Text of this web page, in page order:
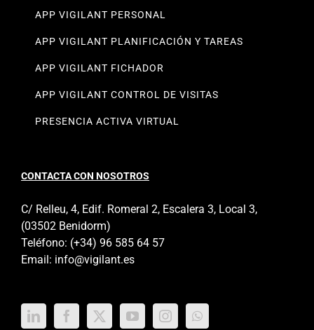
APP VIGILANT PERSONAL
APP VIGILANT PLANIFICACIÓN Y TAREAS
APP VIGILANT FICHADOR
APP VIGILANT CONTROL DE VISITAS
PRESENCIA ACTIVA VIRTUAL
CONTACTA CON NOSOTROS
C/ Relleu, 4, Edif. Romeral 2, Escalera 3, Local 3,
(03502 Benidorm)
Teléfono: (+34) 96 585 64 57
Email: info@vigilant.es